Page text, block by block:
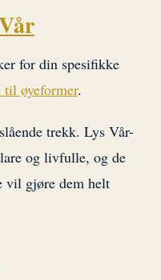
for din spesifikke
til øyeformer.
trekk. Lys Vår-
og livfulle, og de
vil gjøre dem helt